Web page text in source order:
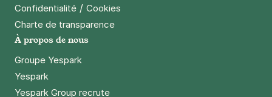
3,50 €/heure,25 €/jour,
Réserver
+ Abonnements disponibles
Confidentialité / Cookies
Charte de transparence
À propos de nous
Groupe Yespark
Yespark
Yespark Group recrute